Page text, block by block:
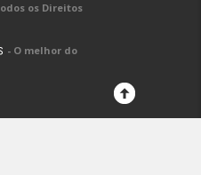
os Direitos
- O melhor do